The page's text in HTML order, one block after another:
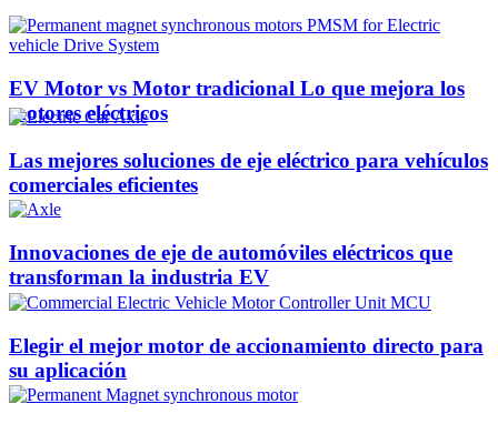
EV Motor vs Motor tradicional Lo que mejora los
motores eléctricos
Las mejores soluciones de eje eléctrico para vehículos
comerciales eficientes
Innovaciones de eje de automóviles eléctricos que
transforman la industria EV
Elegir el mejor motor de accionamiento directo para
su aplicación